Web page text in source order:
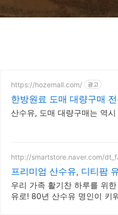
https://hozemall.com/ 광고
한방원료 도매 대량구매
산수유, 도매 대량구매는 역
http://smartstore.naver.com/
프리미엄 산수유, 디티팜
우리 가족 활기찬 하루를 위
유로! 80년 산수유 명인이 키